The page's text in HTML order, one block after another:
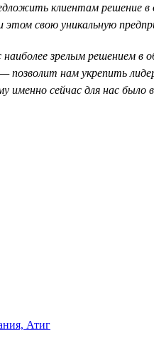
клиентам решение
свою уникальную
наиболее зрелым решением в
нам укрепить
сейчас для нас было
Атиг